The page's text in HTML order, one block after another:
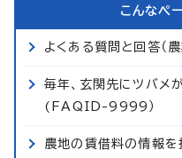
こんなペ
よくある質問と回答（農
毎年、玄関先にツバメ
(FAQID-9999）
農地の賃借料の情報を